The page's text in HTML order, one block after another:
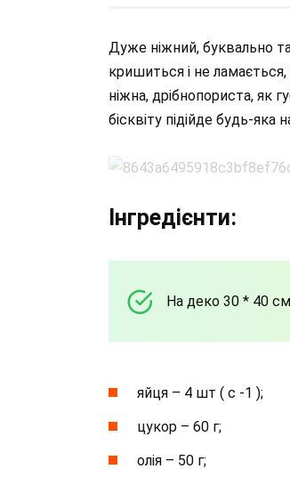
Дуже ніжний, буквально
кришиться і не
ніжна, дрібнопориста, як
бісквіту підійде будь-
Інгредієнти:
На деко 30 * 40 см
яйця – 4 шт ( с -1 );
цукор – 60 г;
олія – 50 г;